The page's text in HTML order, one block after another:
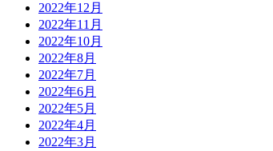
2022年12月
2022年11月
2022年10月
2022年8月
2022年7月
2022年6月
2022年5月
2022年4月
2022年3月